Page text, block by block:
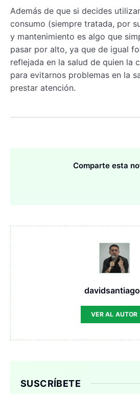
Además de que si decides
consumo (siempre tratada, por
y mantenimiento es algo que
pasar por alto, ya que de igual
reflejada en la salud de quien la
para evitarnos problemas en la
prestar atención.
Comparte esta
VER AL AUTOR
SUSCRÍBETE